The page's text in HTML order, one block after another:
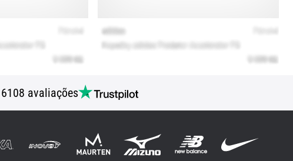
6108 avaliações